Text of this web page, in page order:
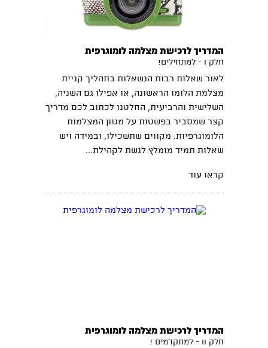
המדריך לרכישת מצלמה לומוגרפית
חלק I - למתחילים!
לאור שאלות רבות הנשאלות בתהליך קניית
מצלמת הלומו הראשונה, או אפילו גם השניה,
השלישית והרביעית, החלטנו לכתוב לכם מדריך
קצר שמסביר בפשטות על מגוון המצלמות
הלומוגרפיות. מקווים שתשכילו, ובמידה ויש
שאלות תמיד מומלץ לגשת לקהילת...
קראו עוד
המדריך לרכישת מצלמה לומוגרפית
חלק II - למתקדמים !